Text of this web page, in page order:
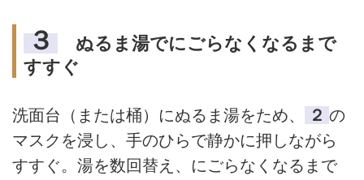
３
ぬるま湯でにごらなくなるまで
すすぐ
洗面台（または桶）にぬるま湯をため、 ２ の
マスクを浸し、手のひらで静かに押しながら
すすぐ。湯を数回替え、にごらなくなるまで